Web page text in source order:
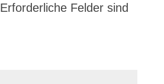
Erforderliche Felder sind